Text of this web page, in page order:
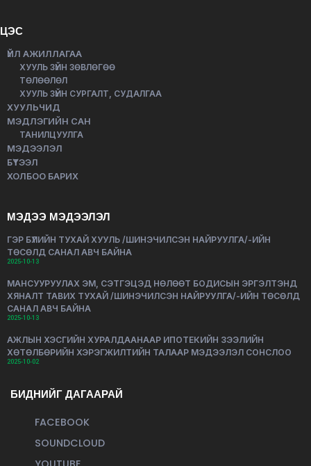
ЦЭС
ҮЙЛ АЖИЛЛАГАА
ХУУЛЬ ЗҮЙН ЗӨВЛӨГӨӨ
ТӨЛӨӨЛӨЛ
ХУУЛЬ ЗҮЙН СУРГАЛТ, СУДАЛГАА
ХУУЛЬЧИД
МЭДЛЭГИЙН САН
ТАНИЛЦУУЛГА
МЭДЭЭЛЭЛ
БҮТЭЭЛ
ХОЛБОО БАРИХ
МЭДЭЭ МЭДЭЭЛЭЛ
ГЭР БҮЛИЙН ТУХАЙ ХУУЛЬ /ШИНЭЧИЛСЭН НАЙРУУЛГА/-ИЙН
ТӨСӨЛД САНАЛ АВЧ БАЙНА
2025-10-13
МАНСУУРУУЛАХ ЭМ, СЭТГЭЦЭД НӨЛӨӨТ БОДИСЫН ЭРГЭЛТЭНД
ХЯНАЛТ ТАВИХ ТУХАЙ /ШИНЭЧИЛСЭН НАЙРУУЛГА/-ИЙН ТӨСӨЛД
САНАЛ АВЧ БАЙНА
2025-10-13
АЖЛЫН ХЭСГИЙН ХУРАЛДААНААР ИПОТЕКИЙН ЗЭЭЛИЙН
ХӨТӨЛБӨРИЙН ХЭРЭГЖИЛТИЙН ТАЛААР МЭДЭЭЛЭЛ СОНСЛОО
2025-10-02
БИДНИЙГ ДАГААРАЙ
FACEBOOK
SOUNDCLOUD